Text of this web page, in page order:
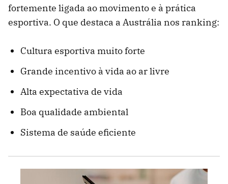
fortemente ligada ao movimento e à prática
esportiva. O que destaca a Austrália nos ranking:
Cultura esportiva muito forte
Grande incentivo à vida ao ar livre
Alta expectativa de vida
Boa qualidade ambiental
Sistema de saúde eficiente